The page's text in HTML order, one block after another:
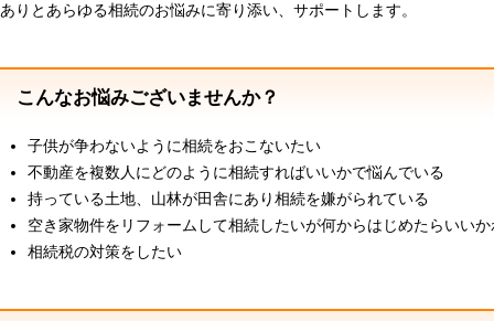
ありとあらゆる相続のお悩みに寄り添い、サポートします。
こんなお悩みございませんか？
子供が争わないように相続をおこないたい
不動産を複数人にどのように相続すればいいかで悩んでいる
持っている土地、山林が田舎にあり相続を嫌がられている
空き家物件をリフォームして相続したいが何からはじめたらいい
相続税の対策をしたい